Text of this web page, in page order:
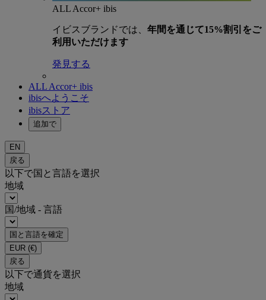
ALL Accor+ ibis
イビスブランドでは、 年間を通じて15%割引をご
利用いただけます
発見する
ALL Accor+ ibis
ibisへようこそ
ibisストア
追加で
EN
戻る
以下で国と言語を選択
地域
国/地域 - 言語
国と言語を確定
EUR (€)
戻る
以下で通貨を選択
地域